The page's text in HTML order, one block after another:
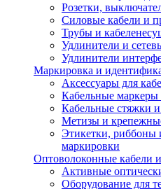
Розетки,
Силовые кабели и
Трубы и
Удлинители и
Удлинители
Маркировка и
Аксессуары для
Кабельные маркеры
Кабельные стяжки
Метизы и
Этикетки, риббоны
маркировки
Оптоволоконные кабели
Активные
Оборудование для